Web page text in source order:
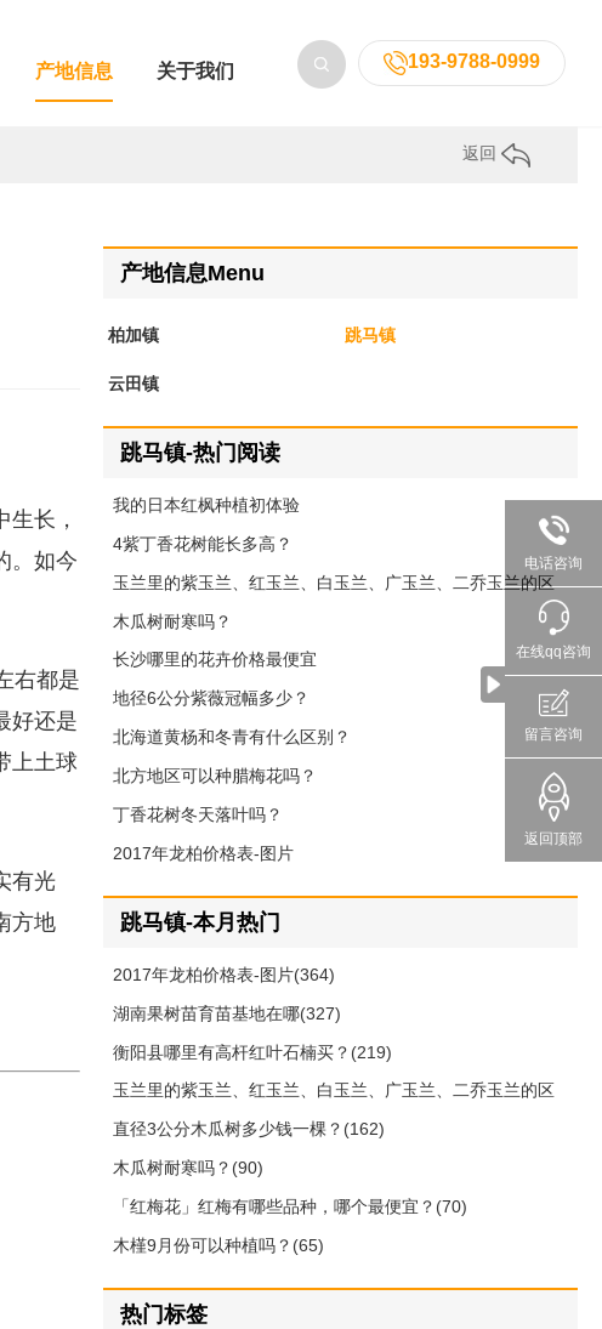
193-9788-0999
产地信息 关于我们
电话咨询
在线qq咨询
留言咨询
返回顶部
返回
长，
。如今
右都是
好还是
上土球
有光
方地
产地信息Menu
柏加镇 跳马镇
云田镇
跳马镇-热门阅读
我的日本红枫种植初体验
4紫丁香花树能长多高？
玉兰里的紫玉兰、红玉兰、白玉兰、广玉兰、二乔玉兰的区
别
木瓜树耐寒吗？
长沙哪里的花卉价格最便宜
地径6公分紫薇冠幅多少？
北海道黄杨和冬青有什么区别？
北方地区可以种腊梅花吗？
丁香花树冬天落叶吗？
2017年龙柏价格表-图片
跳马镇-本月热门
2017年龙柏价格表-图片(364)
湖南果树苗育苗基地在哪(327)
衡阳县哪里有高杆红叶石楠买？(219)
玉兰里的紫玉兰、红玉兰、白玉兰、广玉兰、二乔玉兰的区
别(212)
直径3公分木瓜树多少钱一棵？(162)
木瓜树耐寒吗？(90)
「红梅花」红梅有哪些品种，哪个最便宜？(70)
木槿9月份可以种植吗？(65)
热门标签